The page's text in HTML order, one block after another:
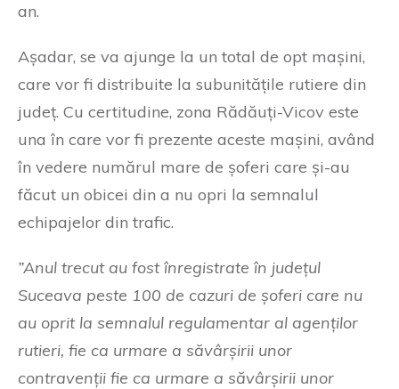
an.
Așadar, se va ajunge la un total de opt mașini,
care vor fi distribuite la subunitățile rutiere din
județ. Cu certitudine, zona Rădăuți-Vicov este
una în care vor fi prezente aceste mașini, având
în vedere numărul mare de șoferi care și-au
făcut un obicei din a nu opri la semnalul
echipajelor din trafic.
”Anul trecut au fost înregistrate în județul
Suceava peste 100 de cazuri de șoferi care nu
au oprit la semnalul regulamentar al agenților
rutieri, fie ca urmare a săvârșirii unor
contravenții fie ca urmare a săvârșirii unor